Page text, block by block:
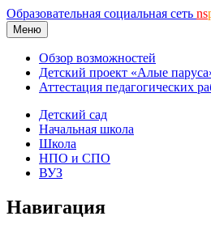
Образовательная социальная сеть ns
Меню
Обзор возможностей
Детский проект «Алые
Аттестация педагогических
Детский сад
Начальная школа
Школа
НПО и СПО
ВУЗ
Навигация